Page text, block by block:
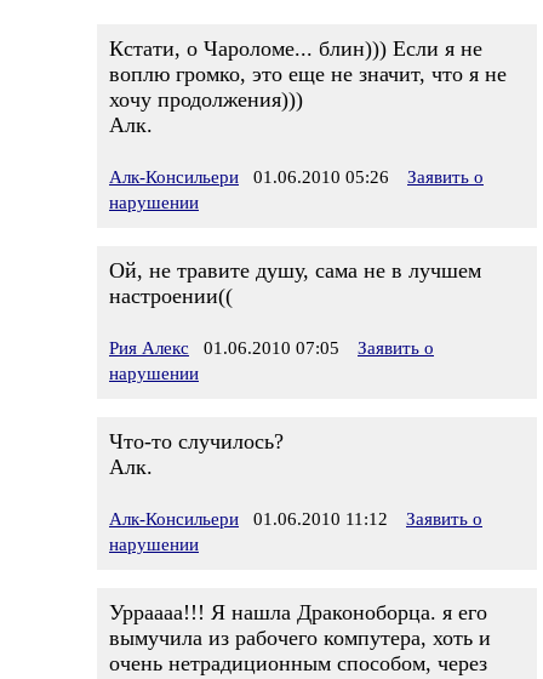
Кстати, о Чароломе... блин))) Если я не
воплю громко, это еще не значит, что я не
хочу продолжения)))
Алк.
Алк-Консильери 01.06.2010 05:26
Заявить о
нарушении
Ой, не травите душу, сама не в лучшем
настроении((
Рия Алекс 01.06.2010 07:05
Заявить о
нарушении
Что-то случилось?
Алк.
Алк-Консильери 01.06.2010 11:12
Заявить о
нарушении
Урраааа!!! Я нашла Драконоборца. я его
вымучила из рабочего компутера, хоть и
очень нетрадиционным способом, через